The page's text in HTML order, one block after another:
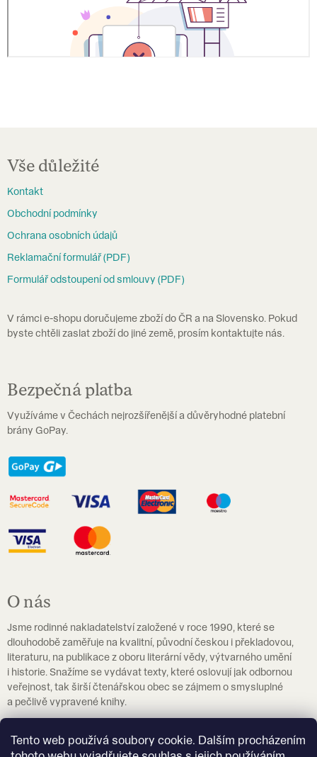
Tento web používá soubory cookie. Dalším procházením
Vše důležité
Kontakt
Obchodní podmínky
Ochrana osobních údajů
Reklamační formulář (PDF)
Formulář odstoupení od smlouvy (PDF)
V rámci e-shopu doručujeme zboží do ČR a na Slovensko. Pokud
byste chtěli zaslat zboží do jiné země, prosím kontaktujte nás.
Bezpečná platba
Využíváme v Čechách nejrozšířenější a důvěryhodné platební
brány GoPay.
O nás
Jsme rodinné nakladatelství založené v roce 1990, které se
dlouhodobě zaměřuje na kvalitní, původní českou i překladovou,
literaturu, na publikace z oboru literární vědy, výtvarného umění
i historie. Snažíme se vydávat texty, které oslovují jak odbornou
veřejnost, tak širší čtenářskou obec se zájmem o smysluplné
a pečlivě vypravené knihy.
prosím eshop.czechstepbystep.cz.